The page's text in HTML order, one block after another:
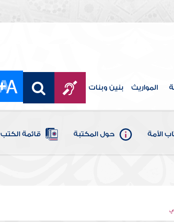
المواريث بنين وبنات
الأمة حول المكتبة قائمة الكتب